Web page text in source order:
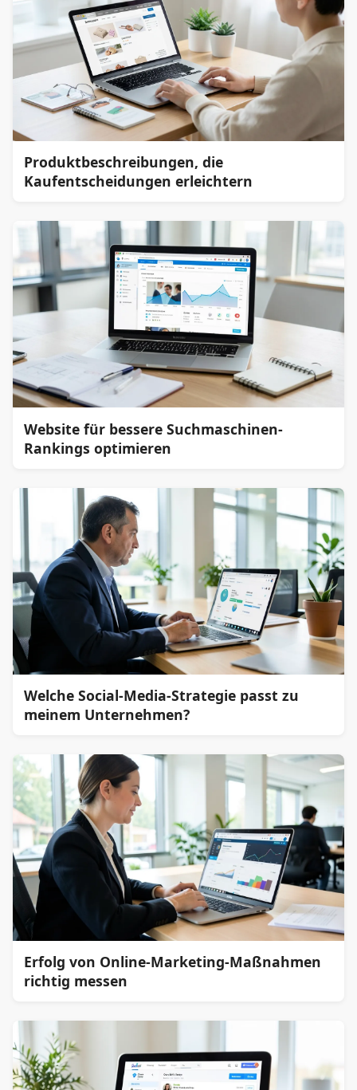
Produktbeschreibungen, die
Kaufentscheidungen erleichtern
Website für bessere Suchmaschinen-
Rankings optimieren
Welche Social-Media-Strategie passt zu
meinem Unternehmen?
Erfolg von Online-Marketing-Maßnahmen
richtig messen